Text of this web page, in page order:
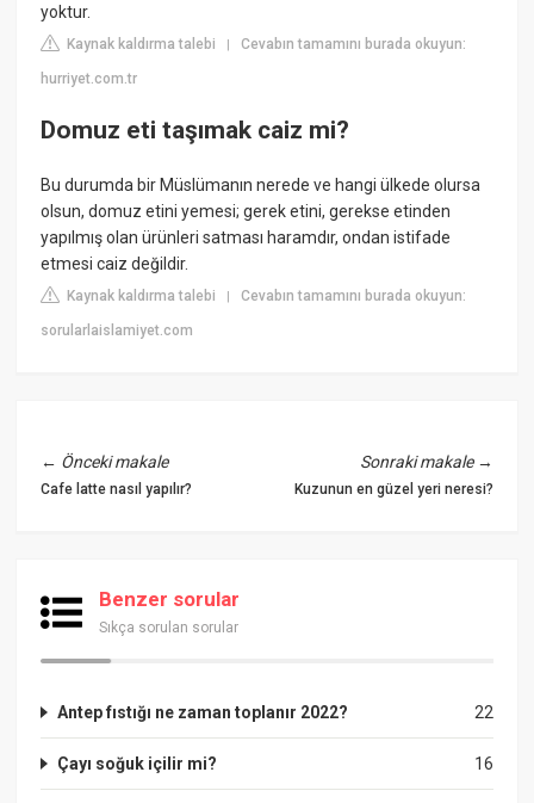
yoktur.
Kaynak kaldırma talebi |Cevabın tamamını burada okuyun:
hurriyet.com.tr
Domuz eti taşımak caiz mi?
Bu durumda bir Müslümanın nerede ve hangi ülkede olursa
olsun, domuz etini yemesi; gerek etini, gerekse etinden
yapılmış olan ürünleri satması haramdır, ondan istifade
etmesi caiz değildir.
Kaynak kaldırma talebi |Cevabın tamamını burada okuyun:
sorularlaislamiyet.com
← Önceki makale
Cafe latte nasıl yapılır?
Sonraki makale→
Kuzunun en güzel yeri neresi?
Benzer sorular
Sıkça sorulan sorular
22
Antep fıstığı ne zaman toplanır 2022?
16
Çayı soğuk içilir mi?